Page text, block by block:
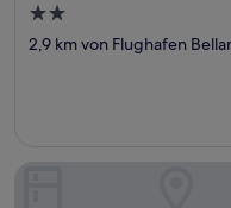
2.0-
Sterne-
2,9 km von Flughafen
i-ROOMZ Hoysala